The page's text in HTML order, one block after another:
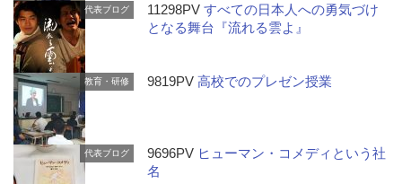
代表ブログ 11298PVすべての日本人への勇気づけ
となる舞台『流れる雲よ』
教育・研修 9819PV高校でのプレゼン授業
代表ブログ 9696PV ヒューマン・コメディという社
名